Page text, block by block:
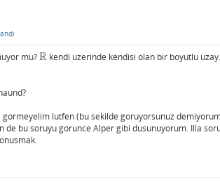
mu?R
R kendi uzerinde kendisi olan bir boyutlu
lutfen (bu sekilde goruyorsunuz
bu soruyu gorunce Alper gibi dusunuyorum. Illa